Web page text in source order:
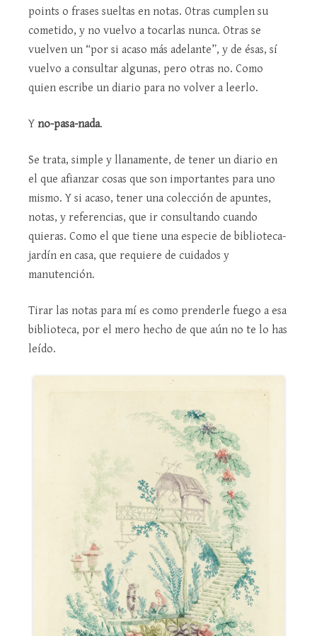
points o frases sueltas en notas. Otras cumplen su
cometido, y no vuelvo a tocarlas nunca. Otras se
vuelven un “por si acaso más adelante”, y de ésas, sí
vuelvo a consultar algunas, pero otras no. Como
quien escribe un diario para no volver a leerlo.
Y no-pasa-nada.
Se trata, simple y llanamente, de tener un diario en
el que afianzar cosas que son importantes para uno
mismo. Y si acaso, tener una colección de apuntes,
notas, y referencias, que ir consultando cuando
quieras. Como el que tiene una especie de biblioteca-
jardín en casa, que requiere de cuidados y
manutención.
Tirar las notas para mí es como prenderle fuego a esa
biblioteca, por el mero hecho de que aún no te lo has
leído.